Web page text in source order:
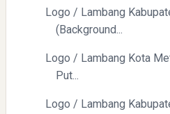
Logo / Lambang
(Background...
Logo / Lambang Kota
Put...
Logo / Lambang